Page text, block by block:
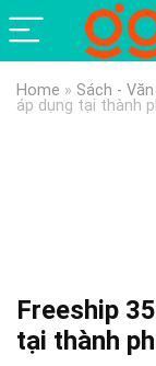
Home » Sách -
áp dụng tại thành
Freeship
tại thành